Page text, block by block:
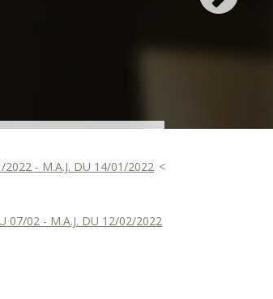
2022 - M.A.J. DU 14/01/2022
07/02 - M.A.J. DU 12/02/2022